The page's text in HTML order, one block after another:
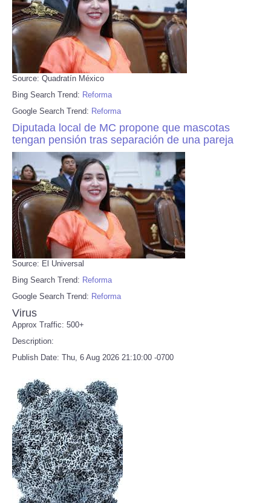
Source: Quadratín México
Bing Search Trend: Reforma
Google Search Trend: Reforma
Diputada local de MC propone que mascotas
tengan pensión tras separación de una pareja
Source: El Universal
Bing Search Trend: Reforma
Google Search Trend: Reforma
Virus
Approx Traffic: 500+
Description:
Publish Date: Thu, 6 Aug 2026 21:10:00 -0700